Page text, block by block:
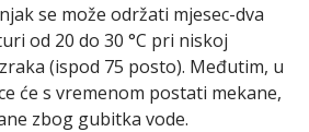
se može održati mjesec-dva
od 20 do 30 °C pri niskoj
(ispod 75 posto). Međutim, u
će s vremenom postati mekane,
zbog gubitka vode.